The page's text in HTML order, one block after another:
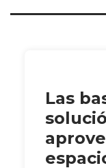
Las